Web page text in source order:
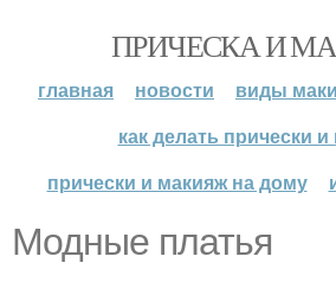
ПРИЧЕСКА И
главная новости
виды
как делать прически
прически и макияж на дому
Модные платья